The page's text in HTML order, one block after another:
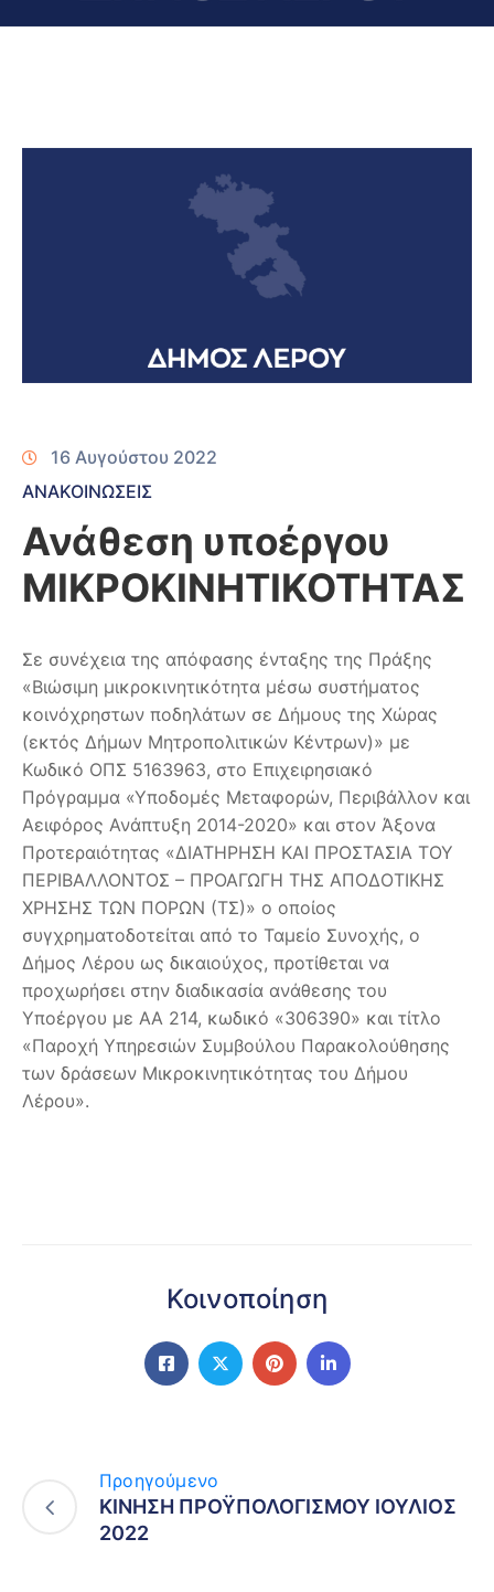
16 Αυγούστου 2022
ΑΝΑΚΟΙΝΩΣΕΙΣ
Ανάθεση υποέργου
ΜΙΚΡΟΚΙΝΗΤΙΚΟΤΗΤΑΣ
Σε συνέχεια της απόφασης ένταξης της Πράξης
«Βιώσιμη μικροκινητικότητα μέσω συστήματος
κοινόχρηστων ποδηλάτων σε Δήμους της Χώρας
(εκτός Δήμων Μητροπολιτικών Κέντρων)» με
Κωδικό ΟΠΣ 5163963, στο Επιχειρησιακό
Πρόγραμμα «Υποδομές Μεταφορών, Περιβάλλον και
Αειφόρος Ανάπτυξη 2014-2020» και στον Άξονα
Προτεραιότητας «ΔΙΑΤΗΡΗΣΗ ΚΑΙ ΠΡΟΣΤΑΣΙΑ ΤΟΥ
ΠΕΡΙΒΑΛΛΟΝΤΟΣ – ΠΡΟΑΓΩΓΗ ΤΗΣ ΑΠΟΔΟΤΙΚΗΣ
ΧΡΗΣΗΣ ΤΩΝ ΠΟΡΩΝ (ΤΣ)» ο οποίος
συγχρηματοδοτείται από το Ταμείο Συνοχής, ο
Δήμος Λέρου ως δικαιούχος, προτίθεται να
προχωρήσει στην διαδικασία ανάθεσης του
Υποέργου με ΑΑ 214, κωδικό «306390» και τίτλο
«Παροχή Υπηρεσιών Συμβούλου Παρακολούθησης
των δράσεων Μικροκινητικότητας του Δήμου
Λέρου».
Κοινοποίηση
Προηγούμενο
ΚΙΝΗΣΗ ΠΡΟΫΠΟΛΟΓΙΣΜΟΥ ΙΟΥΛΙΟΣ
2022